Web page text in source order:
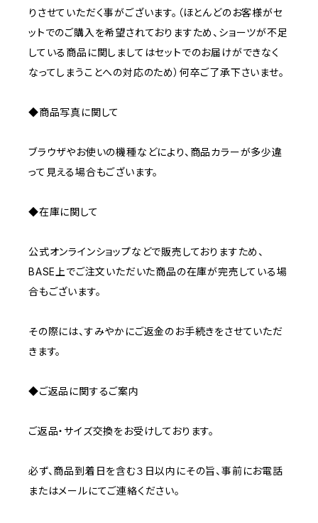
りさせていただく事がございます。（ほとんどのお客様がセ
ットでのご購入を希望されておりますため、ショーツが不足
している商品に関しましてはセットでのお届けができなく
なってしまうことへの対応のため）何卒ご了承下さいませ。
◆商品写真に関して
ブラウザやお使いの機種などにより、商品カラーが多少違
って見える場合もございます。
◆在庫に関して
公式オンラインショップなどで販売しておりますため、
BASE上でご注文いただいた商品の在庫が完売している場
合もございます。
その際には、すみやかにご返金のお手続きをさせていただ
きます。
◆ご返品に関するご案内
ご返品・サイズ交換をお受けしております。
必ず、商品到着日を含む３日以内にその旨、事前にお電話
またはメールにてご連絡ください。